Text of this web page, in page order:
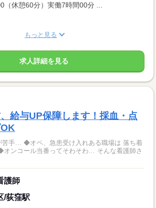
（休憩60分）実働7時間00分 ...
もっと見る
求人詳細を見る
給与UP保障します！採血・点
職場は 落ち着
護師
/荻窪駅